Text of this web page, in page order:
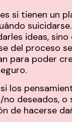
si tienen un
ideas, sino
del proceso se
para poder
los
deseados, o
de hacerse